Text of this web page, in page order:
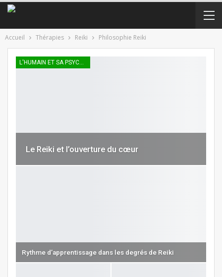
Accueil Thérapies Reiki Philosophie Reiki
L'HUMAIN ET SA PSYCHÉE
Le Reiki et l’ouverture du cœur
Rythme d’apprentissage dans les degrés de Reiki